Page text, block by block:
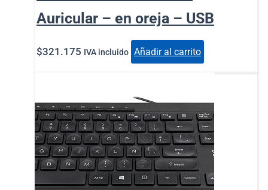
Auricular – en oreja – USB
$321.175 IVA incluido Añadir al carrito